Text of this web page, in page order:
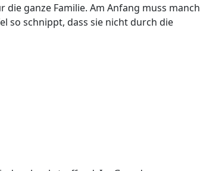
ganze Familie. Am Anfang muss manch
so schnippt, dass sie nicht durch die